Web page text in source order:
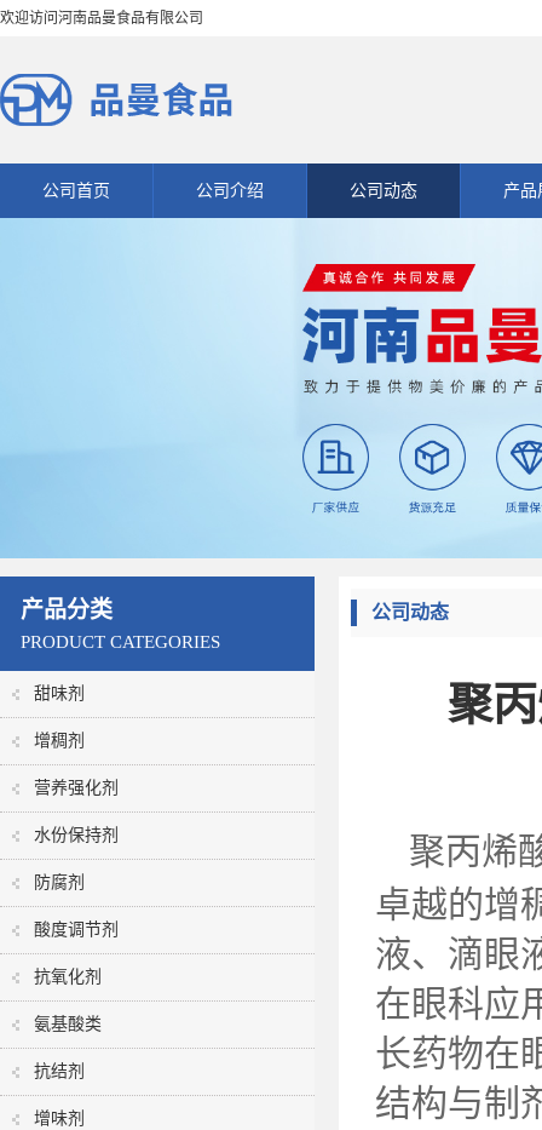
欢迎访问河南品曼食品有限公司
公司首页 公司介绍 公司动态 产品
产品分类
PRODUCT CATEGORIES
甜味剂
增稠剂
营养强化剂
水份保持剂
防腐剂
酸度调节剂
抗氧化剂
氨基酸类
抗结剂
增味剂
公司动态
聚
聚丙烯
卓越的增
液、滴眼
在眼科应
长药物在
结构与制